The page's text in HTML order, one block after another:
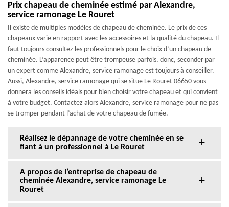
Prix chapeau de cheminée estimé par Alexandre,
service ramonage Le Rouret
Il existe de multiples modèles de chapeau de cheminée. Le prix de ces
chapeaux varie en rapport avec les accessoires et la qualité du chapeau. Il
faut toujours consultez les professionnels pour le choix d’un chapeau de
cheminée. L’apparence peut être trompeuse parfois, donc, seconder par
un expert comme Alexandre, service ramonage est toujours à conseiller.
Aussi, Alexandre, service ramonage qui se situe Le Rouret 06650 vous
donnera les conseils idéals pour bien choisir votre chapeau et qui convient
à votre budget. Contactez alors Alexandre, service ramonage pour ne pas
se tromper pendant l’achat de votre chapeau de fumée.
Réalisez le dépannage de votre cheminée en se
fiant à un professionnel à Le Rouret
A propos de l’entreprise de chapeau de
cheminée Alexandre, service ramonage Le
Rouret